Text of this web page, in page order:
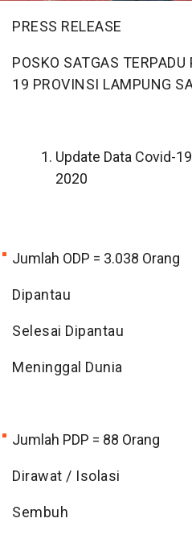
PRESS RELEASE
POSKO SATGAS
19 PROVINSI LAMPUNG
Update Data Covid-
2020
Jumlah ODP = 3.038 Orang
Dipantau =
Selesai Dipantau =
Meninggal Dunia
Jumlah PDP = 88 Orang
Dirawat / Isolasi =
Sembuh =